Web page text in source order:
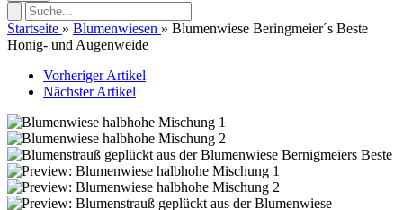
Startseite » Blumenwiesen » Blumenwiese Beringmeier´s Beste
Honig- und Augenweide
Vorheriger Artikel
Nächster Artikel